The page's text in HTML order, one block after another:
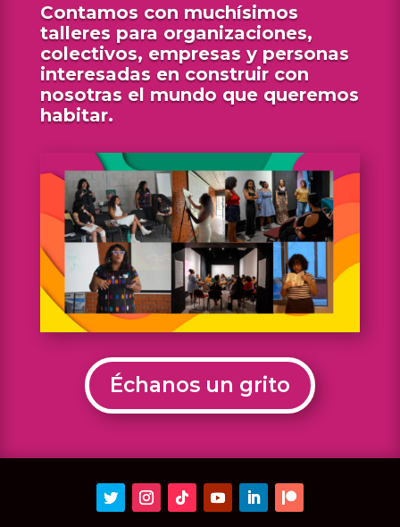
Contamos con muchísimos
talleres para organizaciones,
colectivos, empresas y personas
interesadas en construir con
nosotras el mundo que queremos
habitar.
Échanos un grito